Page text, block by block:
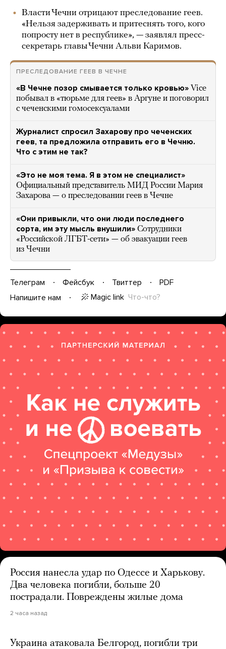
Власти Чечни отрицают преследование геев.
«Нельзя задерживать и притеснять того, кого
попросту нет в республике», — заявлял пресс-
секретарь главы Чечни Альви Каримов.
ПРЕСЛЕДОВАНИЕ ГЕЕВ В ЧЕЧНЕ
«В Чечне позор смывается только кровью» Vice
побывал в «тюрьме для геев» в Аргуне и поговорил
с чеченскими гомосексуалами
Журналист спросил Захарову про чеченских
геев, та предложила отправить его в Чечню.
Что с этим не так?
«Это не моя тема. Я в этом не специалист»
Официальный представитель МИД России Мария
Захарова — о преследовании геев в Чечне
«Они привыкли, что они люди последнего
сорта, им эту мысль внушили» Сотрудники
«Российской ЛГБТ-сети» — об эвакуации геев
из Чечни
Телеграм Фейсбук Твиттер
PDF
Напишите нам
Magic link Что-что?
Россия нанесла удар по Одессе и Харькову.
Два человека погибли, больше 20
пострадали. Повреждены жилые дома
2 часа назад
Украина атаковала Белгород, погибли три